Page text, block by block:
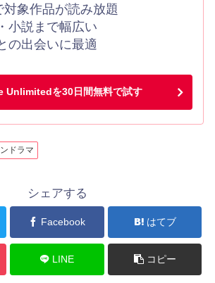
象作品が読み放題
小説まで幅広い
の出会いに最適
Unlimitedを30日間無料で試す
ドラマ
シェアする
Facebook はてブ
LINE コピー